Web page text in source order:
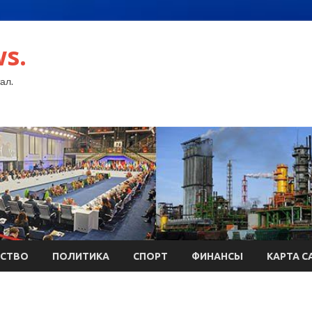
ПОЛИТИКА СПОРТ ФИНАНСЫ КАРТА